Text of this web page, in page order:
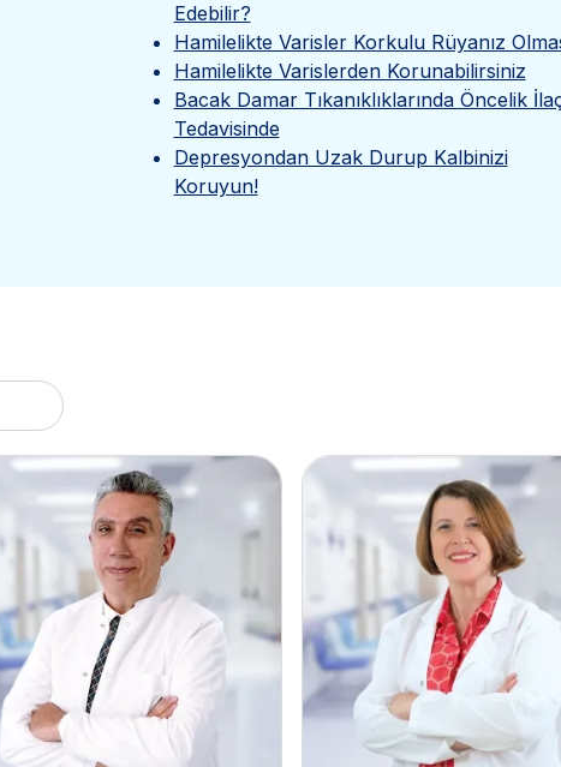
Edebilir?
Hamilelikte Varisler Korkulu Rüyanız
Hamilelikte Varislerden Korunabilirsiniz
Bacak Damar Tıkanıklıklarında Öncelik
Tedavisinde
Depresyondan Uzak Durup Kalbinizi
Koruyun!